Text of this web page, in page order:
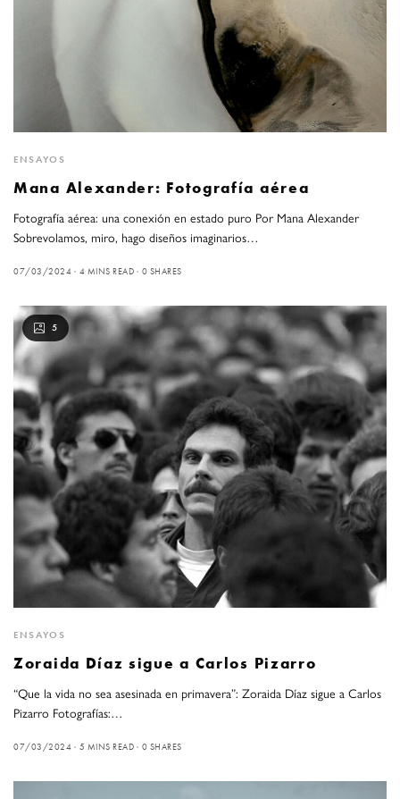
ENSAYOS
Mana Alexander: Fotografía aérea
Fotografía aérea: una conexión en estado puro Por Mana Alexander
Sobrevolamos, miro, hago diseños imaginarios…
07/03/2024 4 MINS READ 0 SHARES
5
ENSAYOS
Zoraida Díaz sigue a Carlos Pizarro
“Que la vida no sea asesinada en primavera”: Zoraida Díaz sigue a Carlos
Pizarro Fotografías:…
07/03/2024 5 MINS READ 0 SHARES